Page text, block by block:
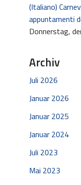
(Italiano)
appuntamenti
Donnerstag,
Archiv
Juli 2026
Januar 2026
Januar 2025
Januar 2024
Juli 2023
Mai 2023